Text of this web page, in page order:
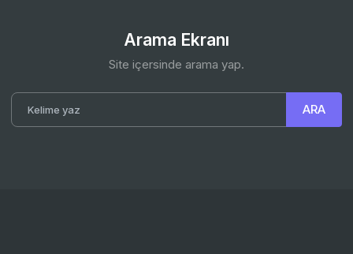
Arama Ekranı
Site içersinde arama yap.